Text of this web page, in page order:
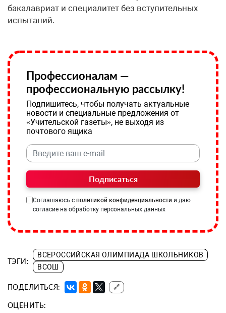
бакалавриат и специалитет без вступительных
испытаний.
Профессионалам —
профессиональную рассылку!
Подпишитесь, чтобы получать актуальные
новости и специальные предложения от
«Учительской газеты», не выходя из
почтового ящика
Подписаться
Соглашаюсь с политикой конфиденциальности и даю
согласие на обработку персональных данных
ТЭГИ:
ВСЕРОССИЙСКАЯ ОЛИМПИАДА ШКОЛЬНИКОВ
ВСОШ
ПОДЕЛИТЬСЯ: 🔗
ОЦЕНИТЬ: